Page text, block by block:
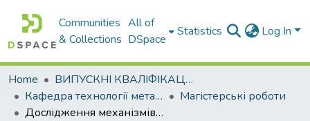
Communities
& Collections
All of
DSpace
Statistics Log In
Home
ВИПУСКНІ КВАЛІФІКАЦІЙНІ РОБОТИ
Кафедра технології металів та матеріалознавства
Магістерські роботи
Дослідження механізмів, відповідальних за приріст твердості в покриттях нітридів перехідних металів